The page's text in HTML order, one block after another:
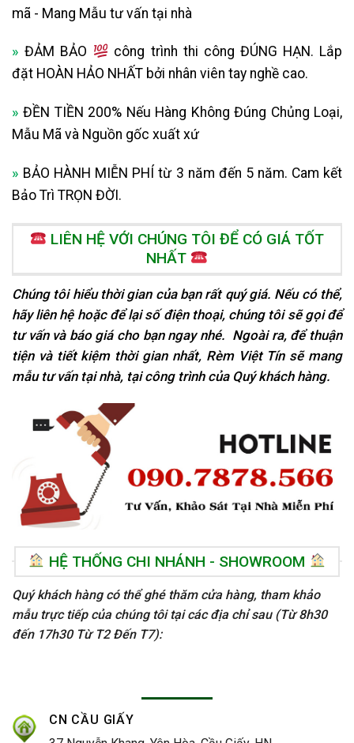
mã - Mang Mẫu tư vấn tại nhà
»ĐẢM BẢO
công trình thi công ĐÚNG HẠN. Lắp
đặt HOÀN HẢO NHẤT bởi nhân viên tay nghề cao.
»ĐỀN TIỀN 200% Nếu Hàng Không Đúng Chủng Loại,
Mẫu Mã và Nguồn gốc xuất xứ
» BẢO HÀNH MIỄN PHÍ từ 3 năm đến 5 năm. Cam kết
Bảo Trì TRỌN ĐỜI.
LIÊN HỆ VỚI CHÚNG TÔI ĐỂ CÓ GIÁ TỐT
NHẤT
Chúng tôi hiểu thời gian của bạn rất quý giá. Nếu có thể,
hãy liên hệ hoặc để lại số điện thoại, chúng tôi sẽ gọi để
tư vấn và báo giá cho bạn ngay nhé. Ngoài ra, để thuận
tiện và tiết kiệm thời gian nhất, Rèm Việt Tín sẽ mang
mẫu tư vấn tại nhà, tạicông trình của Quý khách hàng.
HỆ THỐNG CHI NHÁNH - SHOWROOM
Quý khách hàng có thể ghé thăm cửa hàng, tham khảo
mẫu trực tiếp của chúng tôi tại các địa chỉ sau (Từ 8h30
đến 17h30 Từ T2 Đến T7):
CN CẦU GIẤY